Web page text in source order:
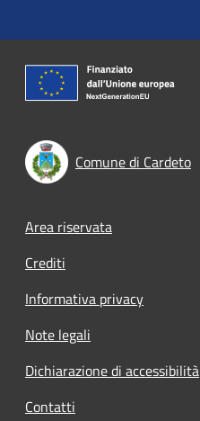
Comune di Cardeto
Footer menu
Area riservata
Crediti
Informativa privacy
Note legali
Dichiarazione di accessibilità
Contatti